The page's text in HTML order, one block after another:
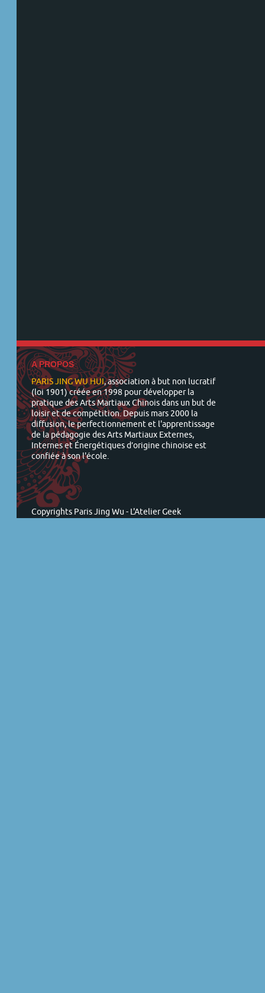
A PROPOS
PARIS JING WU HUI, association à but non lucratif
(loi 1901) créée en 1998 pour développer la
pratique des Arts Martiaux Chinois dans un but de
loisir et de compétition. Depuis mars 2000 la
diffusion, le perfectionnement et l'apprentissage
de la pédagogie des Arts Martiaux Externes,
Internes et Énergétiques d’origine chinoise est
confiée à son l'école.
Copyrights Paris Jing Wu - L'Atelier Geek